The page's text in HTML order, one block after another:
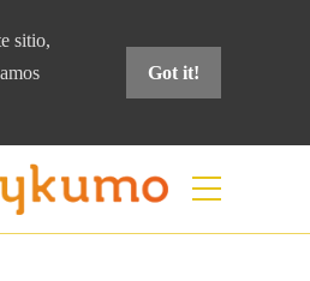
sitio,
Got it!
en dos pasos